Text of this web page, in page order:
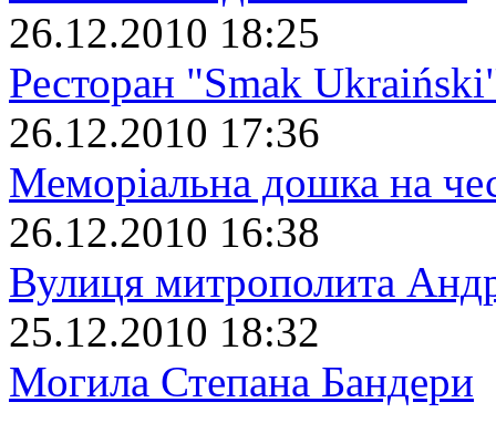
26.12.2010 18:25
Ресторан "Smak
26.12.2010 17:36
Меморіальна дошка на
26.12.2010 16:38
Вулиця митрополита
25.12.2010 18:32
Могила Степана Бандери